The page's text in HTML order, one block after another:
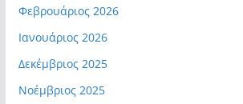
Φεβρουάριος 2026
Ιανουάριος 2026
Δεκέμβριος 2025
Νοέμβριος 2025